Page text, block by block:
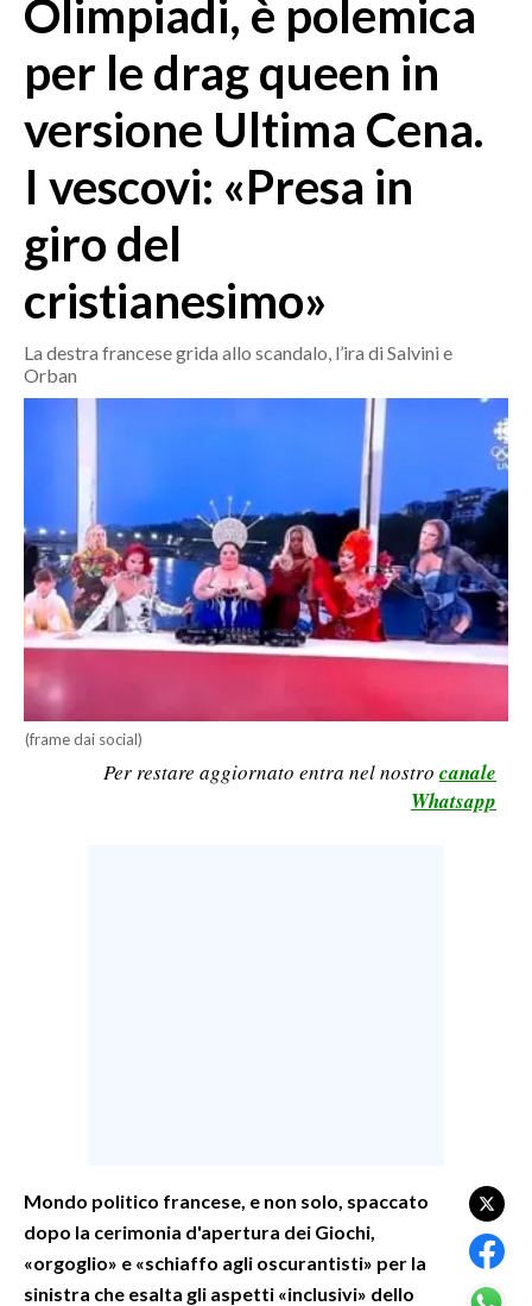
MEDIO CAMPIDANO
ORISTANO E PROVINCIA
SASSARI E PROVINCIA
NUORO E PROVINCIA
OGLIASTRA
AGENDA
CRONACA
ITALIA
MONDO
SERVIZI ALLE IMPRESE
LAVORO
BANDI
SPORT IN SARDEGNA
SPORT
RISULTATI E CLASSIFICHE
SALUTE
SARDEGNA TURISMO
Olimpiadi, è polemica
per le drag queen in
versione Ultima Cena.
I vescovi: «Presa in
giro del
cristianesimo»
La destra francese grida allo scandalo, l’ira di Salvini e
Orban
(frame dai social)
Per restare aggiornato entra nel nostro canale
Whatsapp
Mondo politico francese, e non solo, spaccato
dopo la cerimonia d'apertura dei Giochi,
«orgoglio» e «schiaffo agli oscurantisti» per la
sinistra che esalta gli aspetti «inclusivi» dello